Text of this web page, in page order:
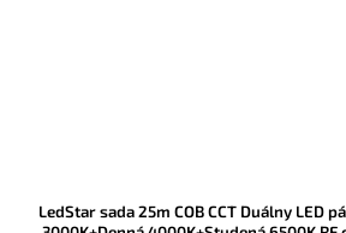
LedStar sada 25m COB CCT Duálny LED